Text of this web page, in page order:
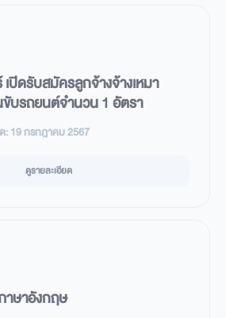
ปิดรับสมัครลูกจ้างจ้างเหมา
บรถยนต์จำนวน 1 อัตรา
:19 กรกฎาคม 2567
ดูรายละเอียด
าษาอังกฤษ